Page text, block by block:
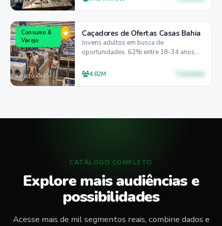
Consumo &
Varejo
ADSQUARE
Caçadores de Ofertas Casas Bahia
Jovens adultos em busca de
oportunidades. 62% entre 18-34 anos,
4.82M Consulte
CATÁLOGO COMPLETO
Explore mais audiências e
possibilidades
Acesse mais de mil segmentos reais, combine dados e